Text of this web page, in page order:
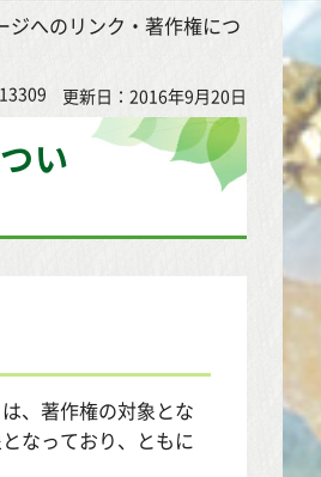
ジへのリンク・著作権につ
更新日：2016年9月20日
い
、著作権の対象とな
なっており、ともに